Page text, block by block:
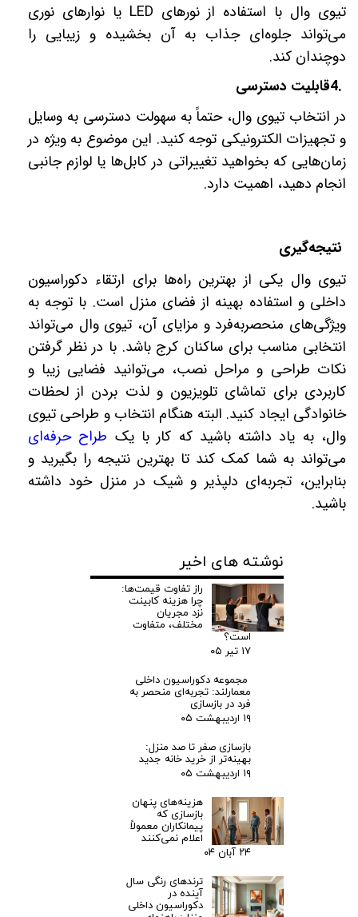
تیوی وال با استفاده از نورهای LEDیا نوارهای نوری
می‌تواند جلوه‌ای جذاب به آن بخشیده و زیبایی را
دوچندان کند.
4.قابلیت دسترسی
در انتخاب تیوی وال، حتماً به سهولت دسترسی به وسایل
و تجهیزات الکترونیکی توجه کنید. این موضوع به ویژه در
زمان‌هایی که بخواهید تغییراتی در کابل‌ها یا لوازم جانبی
انجام دهید، اهمیت دارد.
نتیجه‌گیری
تیوی وال یکی از بهترین راه‌ها برای ارتقاء دکوراسیون
داخلی و استفاده بهینه از فضای منزل است. با توجه به
ویژگی‌های منحصربه‌فرد و مزایای آن، تیوی وال می‌تواند
انتخابی مناسب برای ساکنان کرج باشد. با در نظر گرفتن
نکات طراحی و مراحل نصب، می‌توانید فضایی زیبا و
کاربردی برای تماشای تلویزیون و لذت بردن از لحظات
خانوادگی ایجاد کنید. البته هنگام انتخاب و طراحی تیوی
وال، به یاد داشته باشید که کار با یک طراح حرفه‌ای
می‌تواند به شما کمک کند تا بهترین نتیجه را بگیرید و
بنابراین، تجربه‌ای دلپذیر و شیک در منزل خود داشته
باشید.
نوشته های اخیر
راز تفاوت قیمت‌ها:
چرا هزینه کابینت
نزد مجریان
مختلف، متفاوت
است؟
۱۷ تیر ۰۵
مجموعه دکوراسیون داخلی
معمارلند: تجربه‌ای منحصر به
فرد در بازسازی
۱۹ اردیبهشت ۰۵
بازسازی صفر تا صد منزل:
بهینه‌تر از خرید خانه جدید
۱۹ اردیبهشت ۰۵
هزینه‌های پنهان
بازسازی که
پیمانکاران معمولاً
اعلام نمی‌کنند
۲۴ آبان ۰۴
ترندهای رنگی سال
آینده در
دکوراسیون داخلی